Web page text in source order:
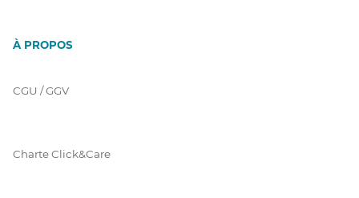
À PROPOS
CGU / GGV
Charte Click&Care